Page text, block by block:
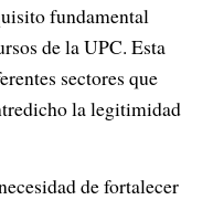
fundamental
de la UPC. Esta
sectores que
la legitimidad
de fortalecer